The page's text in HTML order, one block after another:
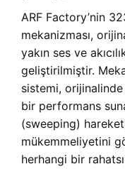
ARF Factory’nin
mekanizması,
yakın ses ve
geliştirilmiştir.
sistemi,
bir performans
(sweeping)
mükemmeliyetini
herhangi bir